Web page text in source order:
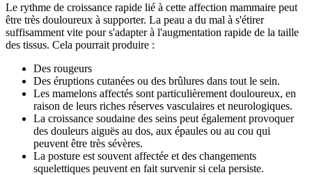
Le rythme de croissance rapide lié à cette affection mammaire peut
être très douloureux à supporter. La peau a du mal à s'étirer
suffisamment vite pour s'adapter à l'augmentation rapide de la taille
des tissus. Cela pourrait produire :
Des rougeurs
Des éruptions cutanées ou des brûlures dans tout le sein.
Les mamelons affectés sont particulièrement douloureux, en
raison de leurs riches réserves vasculaires et neurologiques.
La croissance soudaine des seins peut également provoquer
des douleurs aiguës au dos, aux épaules ou au cou qui
peuvent être très sévères.
La posture est souvent affectée et des changements
squelettiques peuvent en fait survenir si cela persiste.